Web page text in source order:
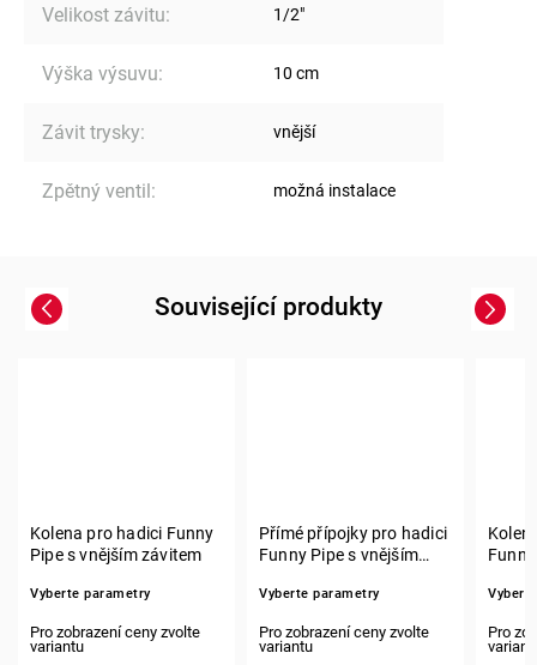
Velikost závitu: 1/2"
Výška výsuvu: 10 cm
Závit trysky: vnější
Zpětný ventil: možná instalace
Související produkty
Previous
Kolena pro hadici Funny
Pipe s vnějším závitem
Vyberte parametry
Přímé přípojky pro hadici
Funny Pipe s vnějším
Vyberte parametry
Next